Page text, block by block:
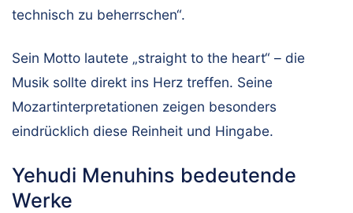
technisch zu beherrschen“.
Sein Motto lautete „straight to the heart“ – die
Musik sollte direkt ins Herz treffen. Seine
Mozartinterpretationen zeigen besonders
eindrücklich diese Reinheit und Hingabe.
Yehudi Menuhins bedeutende
Werke